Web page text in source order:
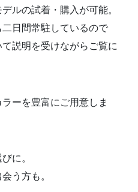
ルの試着・購入が可能。
日間常駐しているので
説明を受けながらご覧に
ーを豊富にご用意しま
に。
う方も。